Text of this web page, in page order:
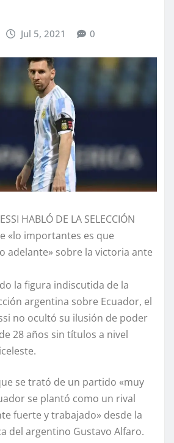
Jul 5, 2021 0
HABLÓ DE LA SELECCIÓN
«lo importantes es que
adelante» sobre la victoria ante
la figura indiscutida de la
argentina sobre Ecuador, el
no ocultó su ilusión de poder
28 años sin títulos a nivel
se trató de un partido «muy
se plantó como un rival
fuerte y trabajado» desde la
del argentino Gustavo Alfaro.